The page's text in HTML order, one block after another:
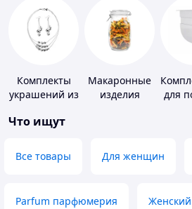
Комплекты
украшений из
Макаронные
изделия
для
Что ищут
Все товары Для женщин
Parfum парфюмерия